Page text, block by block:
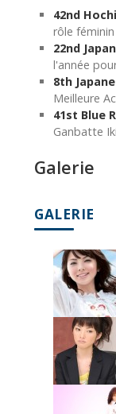
42nd
rôle
22nd
l'année
8th
Meilleure
41st Blue
Ganbatte
Galerie
GALERIE